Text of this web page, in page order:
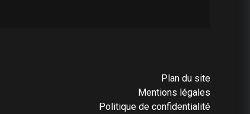
Plan du site
Mentions légales
Politique de confidentialité